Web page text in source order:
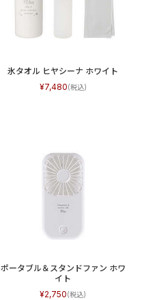
氷タオル ヒヤシーナ ホワイト
7,480
ポータブル＆スタンドファン ホワ
イト
2,750